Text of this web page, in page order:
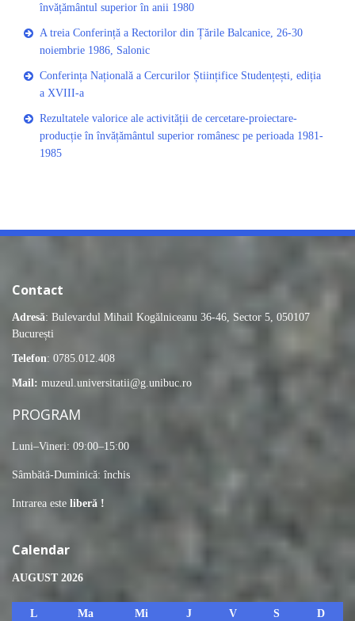
învățământul superior în anii 1980
A treia Conferință a Rectorilor din Țările Balcanice, 26-30
noiembrie 1986, Salonic
Conferința Națională a Cercurilor Științifice Studențești, ediția
a XVIII-a
Rezultatele valorice ale activității de cercetare-proiectare-
producție în învățământul superior românesc pe perioada 1981-
1985
Contact
Adresă: Bulevardul Mihail Kogălniceanu 36-46, Sector 5, 050107
București
Telefon: 0785.012.408
Mail: muzeul.universitatii@g.unibuc.ro
PROGRAM
Luni–Vineri: 09:00–15:00
Sâmbătă-Duminică: închis
Intrarea este liberă !
Calendar
AUGUST 2026
L Ma Mi J V S D